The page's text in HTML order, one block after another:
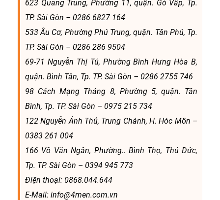
623 Quang Trung, Phường 11, quận. Gò Vấp, Tp.
TP. Sài Gòn – 0286 6827 164
533 Âu Cơ, Phường Phú Trung, quận. Tân Phú, Tp.
TP. Sài Gòn – 0286 286 9504
69-71 Nguyễn Thị Tú, Phường Bình Hưng Hòa B,
quận. Bình Tân, Tp. TP. Sài Gòn – 0286 2755 746
98 Cách Mạng Tháng 8, Phường 5, quận. Tân
Bình, Tp. TP. Sài Gòn – 0975 215 734
122 Nguyễn Ảnh Thủ, Trung Chánh, H. Hóc Môn –
0383 261 004
166 Võ Văn Ngân, Phường.. Bình Thọ, Thủ Đức,
Tp. TP. Sài Gòn – 0394 945 773
Điện thoại: 0868.044.644
E-Mail: info@4men.com.vn